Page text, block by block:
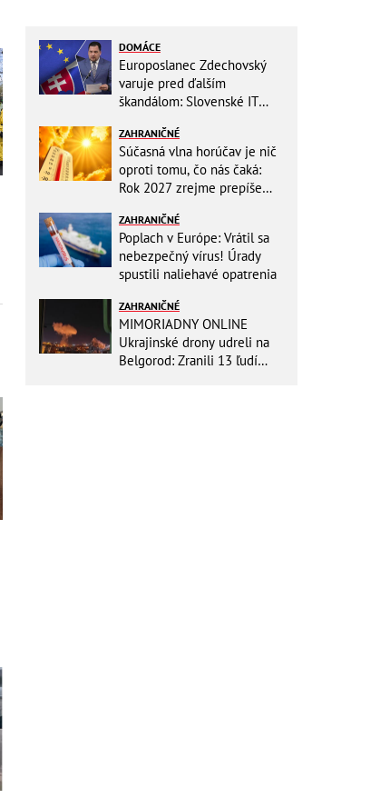
DOMÁCE
Europoslanec Zdechovský
varuje pred ďalším
škandálom: Slovenské IT
hre sú milióny!
ZAHRANIČNÉ
Súčasná vlna horúčav je nič
oproti tomu, čo nás čaká:
Rok 2027 zrejme prepíše
ZAHRANIČNÉ
Poplach v Európe: Vrátil sa
nebezpečný vírus! Úrady
spustili naliehavé opatrenia
ZAHRANIČNÉ
MIMORIADNY ONLINE
Ukrajinské drony udreli na
Belgorod: Zranili 13 ľudí